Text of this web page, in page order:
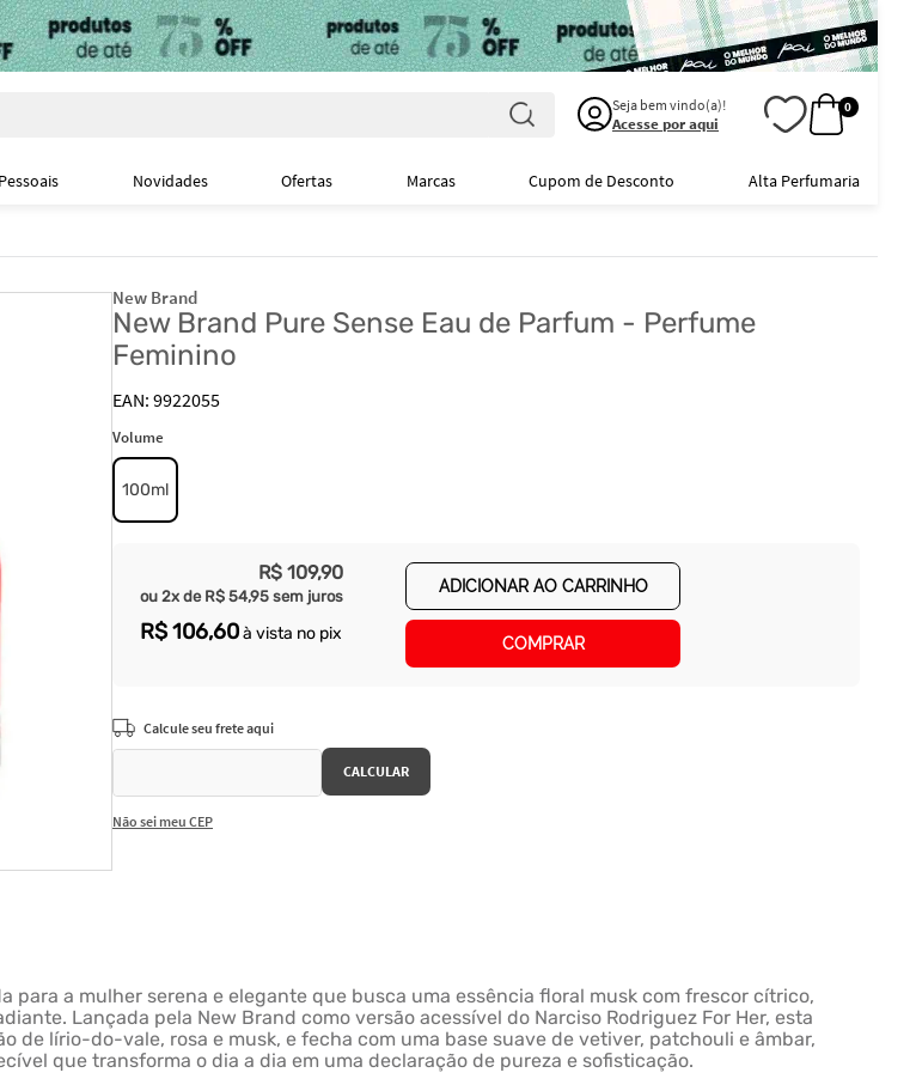
Seja bem vindo(a)!
Acesse por aqui
0
Novidades Ofertas Marcas Cupom de Desconto Alta Perfumaria
New Brand
New Brand Pure Sense Eau de Parfum - Perfume
Feminino
9922055
Volume
100ml
R$ 109,90
ou 2x de R$ 54,95 sem juros
R$106,60à vista no pix
ADICIONAR AO CARRINHO
COMPRAR
Não sei meu CEP
para a mulher serena e elegante que busca uma essência floral musk com frescor cítrico,
Lançada pela New Brand como versão acessível do Narciso Rodriguez For Her, esta
de lírio-do-vale, rosa e musk, e fecha com uma base suave de vetiver, patchouli e âmbar,
que transforma o dia a dia em uma declaração de pureza e sofisticação.